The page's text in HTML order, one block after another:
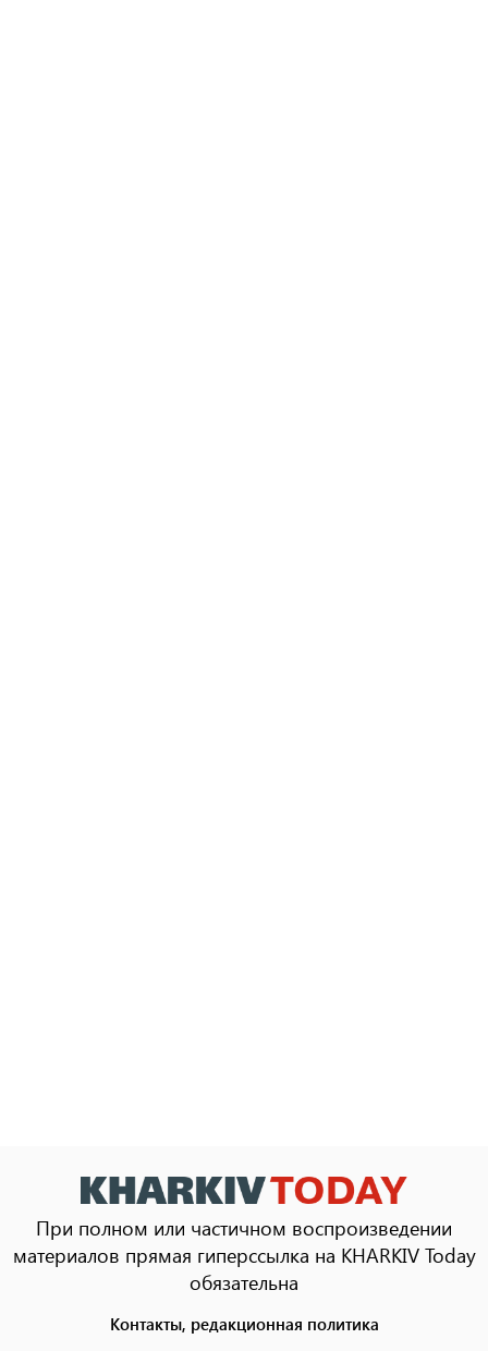
При полном или частичном воспроизведении
материалов прямая гиперссылка на KHARKIV Today
обязательна
Контакты, редакционная политика